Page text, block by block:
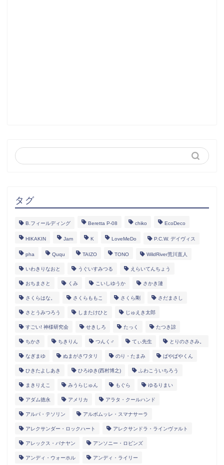
タグ
B.フィールディング Beretta P-08 chiko EcoDeco
HIKAKIN Jam K LoveMeDo P.C.W. デイヴィス
pha Ququ TAIZO TONO WildRiver荒川直人
いわきりなおと うぐいすみつる えらいてんちょう
おちまさと くみ こいしゆうか さかき漣
さくらはな。 さくらももこ さくら剛 さだまさし
さとうみつろう しまたけひと じゅえき太郎
すごい! 神様研究会 せきしろ たっく たつき諒
ちかさ ちきりん つんく♂ てぃ先生 とりのささみ。
なぎまゆ ぬまがさワタリ のり・たまみ ぱやぱやくん
ひきたよしあき ひろゆき(西村博之) ふわこういちろう
まきりえこ みうらじゅん もぐら ゆるりまい
アダム徳永 アメリカ アラタ・クールハンド
アルパ・テソリン アルボムッレ・スマナサーラ
アレクサンダー・ロックハート アレクサンドラ・ラインヴァルト
アレックス・バナヤン アンソニー・ロビンズ
アンディ・ウォーホル アンディ・ライリー